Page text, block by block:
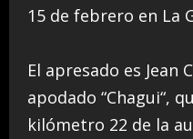
15 de febrero en La
El apresado es Jean
apodado “Chagui“,
kilómetro 22 de la